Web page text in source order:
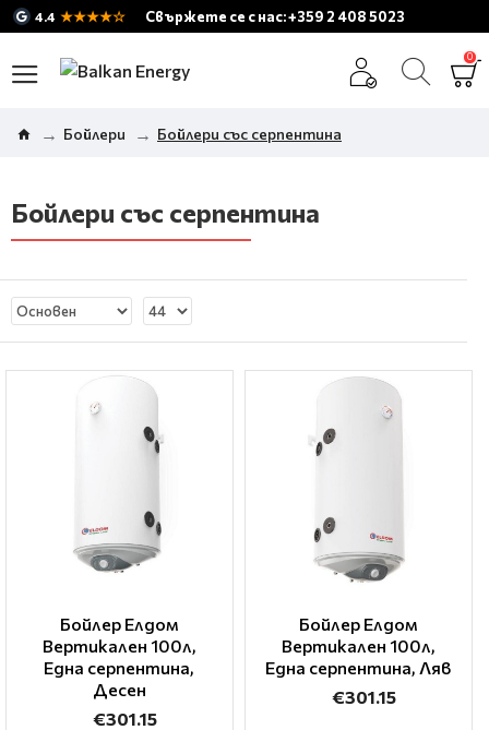
4.4 ★★★★☆ Свържете се с нас: +359 2 408 5023
0
Бойлери Бойлери със серпентина
Бойлери със серпентина
Бойлер Елдом
Вертикален 100л,
Една серпентина,
Десен
€301.15
Бойлер Елдом
Вертикален 100л,
Една серпентина, Ляв
€301.15